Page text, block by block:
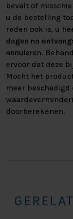
bevalt of
u de bestelling
reden ook is, u
dagen na
annuleren.
ervoor dat deze
Mocht het
meer beschadigd
doorberekenen.